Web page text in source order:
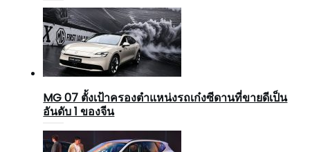
MG 07 ตั้งเป้าครองตำแหน่งรถเก๋งซีดานที่ขายดีเป็น
อันดับ 1 ของจีน